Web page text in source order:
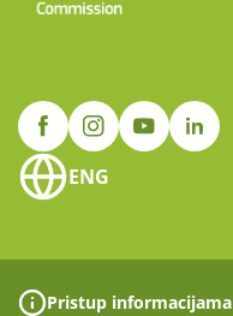
ENG
Pristup informacijama